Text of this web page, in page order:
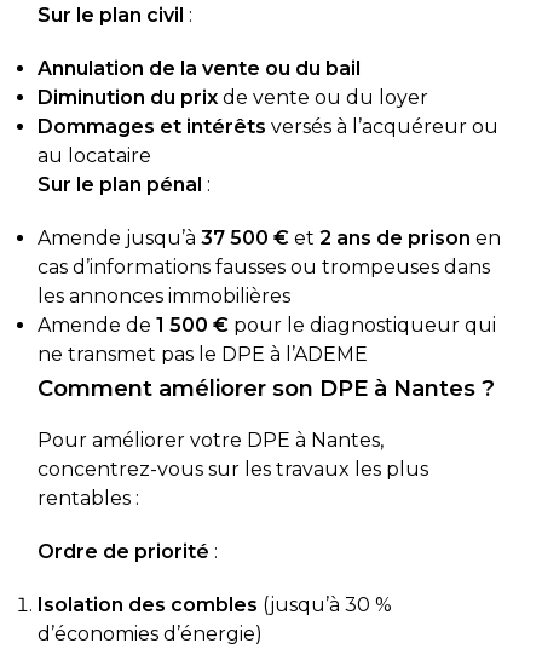
Sur le plan civil :
Annulation de la vente ou du bail
Diminution du prixde vente ou du loyer
Dommages et intérêts versés à l’acquéreur ou
au locataire
Sur le plan pénal :
Amende jusqu’à 37 500 €et 2 ans de prison en
cas d’informations fausses ou trompeuses dans
les annonces immobilières
Amende de 1 500 €pour le diagnostiqueur qui
ne transmet pas le DPE à l’ADEME
Comment améliorer son DPE à Nantes ?
Pour améliorer votre DPE à Nantes,
concentrez-vous sur les travaux les plus
rentables :
Ordre de priorité :
Isolation des combles (jusqu’à 30 %
d’économies d’énergie)